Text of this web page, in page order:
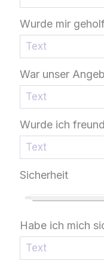
Wurde mir
War unser
Wurde ich
Sicherheit
Habe ich mich